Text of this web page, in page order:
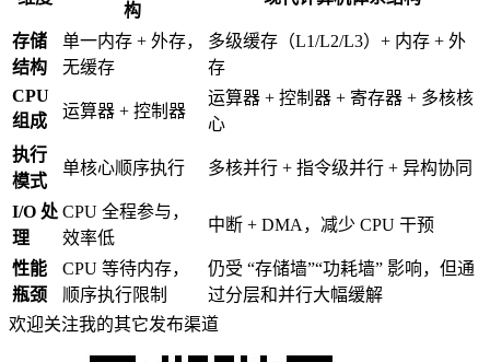
构
存储
结构
单一内存 + 外存，
无缓存
多级缓存（L1/L2/L3）+ 内存 + 外
存
CPU
组成
运算器 + 控制器
运算器 + 控制器 + 寄存器 + 多核核
心
执行
模式
单核心顺序执行 多核并行 + 指令级并行 + 异构协同
I/O 处
理
CPU 全程参与，
效率低
中断 + DMA，减少 CPU 干预
性能
瓶颈
CPU 等待内存，
顺序执行限制
仍受 “存储墙”“功耗墙” 影响，但通
过分层和并行大幅缓解
欢迎关注我的其它发布渠道